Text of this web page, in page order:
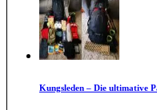
Kungsleden – Die ultimative